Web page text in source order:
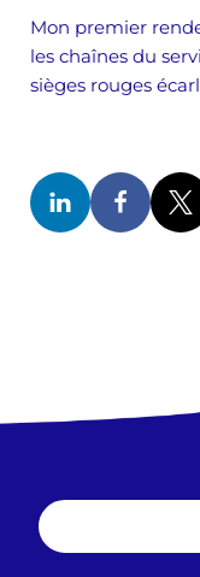
Mon premier
les chaînes du
sièges rouges